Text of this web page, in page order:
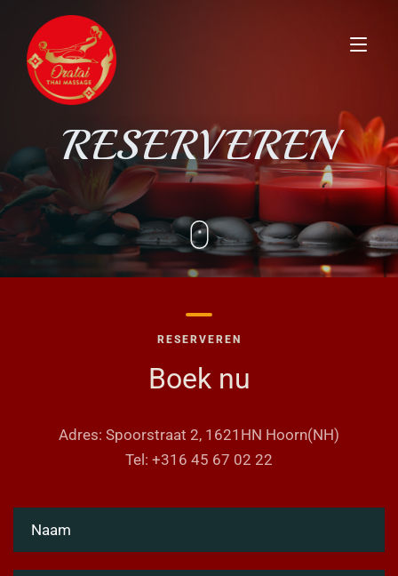
Home
Behandelingen
Prijzen
Over ons
RESERVEREN
RESERVEREN
Boek nu
Adres: Spoorstraat 2, 1621HN Hoorn(NH)
Tel: +316 45 67 02 22